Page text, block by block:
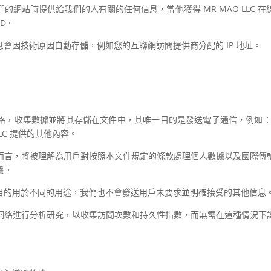
網站時提供給我們的人有關的任何信息，當他獲得 MR MAO LLC在
。
因技術原因自動存儲，例如您的互聯網訪問提供商分配的 IP 地址。
收集數據並將其存儲在文件中，其唯一目的是發送電子通信，例如
提供的其他內容。
，將被理解為用戶對按照本文件規定的條款處理個人數據以及國際
用於不同的用途，我們也不會發送用戶未要求並明確接受的其他信息
進行分析研究，以收集訪問次數和持久性指數，而無需在這種情況